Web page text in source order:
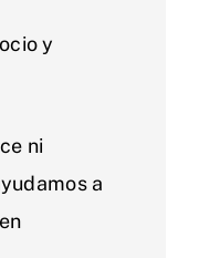
y
ni
a